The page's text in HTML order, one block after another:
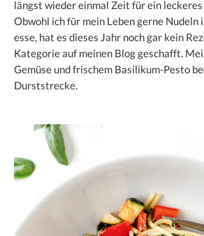
längst wieder einmal Zeit für ein
Obwohl ich für mein Leben gerne Nudeln
esse, hat es dieses Jahr noch gar kein
Kategorie auf meinen Blog geschafft.
Gemüse und frischem Basilikum-Pesto
Durststrecke.